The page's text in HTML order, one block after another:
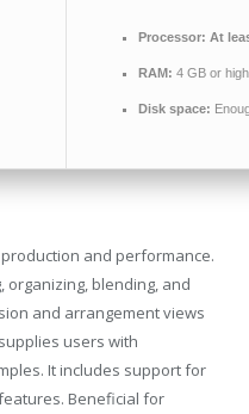
Processor: At
RAM: 4 GB or
Disk space:
and performance.
organizing, blending, and
and arrangement views
users with
It includes support for
Beneficial for